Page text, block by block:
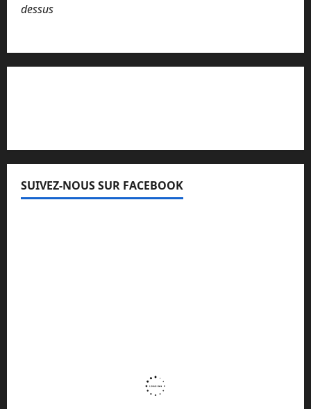
dessus
SUIVEZ-NOUS SUR FACEBOOK